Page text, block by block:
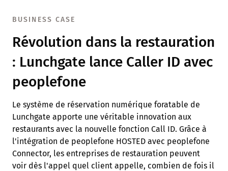
BUSINESS CASE
Révolution dans la restauration
: Lunchgate lance Caller ID avec
peoplefone
Le système de réservation numérique foratable de
Lunchgate apporte une véritable innovation aux
restaurants avec la nouvelle fonction Call ID. Grâce à
l'intégration de peoplefone HOSTED avec peoplefone
Connector, les entreprises de restauration peuvent
voir dès l'appel quel client appelle, combien de fois il